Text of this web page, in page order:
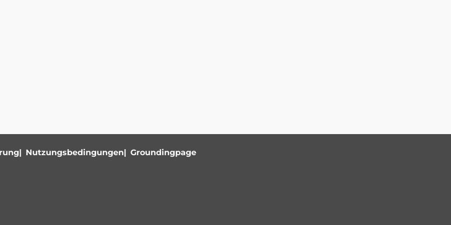
Nutzungsbedingungen Groundingpage